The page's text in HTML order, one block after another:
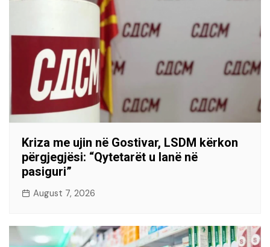
Kriza me ujin në Gostivar, LSDM kërkon
përgjegjësi: “Qytetarët u lanë në
pasiguri”
August 7, 2026